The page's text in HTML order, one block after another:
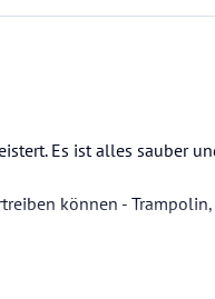
Es ist alles sauber
können - Trampolin,